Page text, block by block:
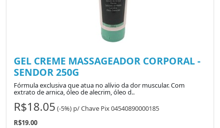
GEL CREME MASSAGEADOR CORPORAL -
SENDOR 250G
Fórmula exclusiva que atua no alívio da dor muscular. Com
extrato de arnica, óleo de alecrim, óleo d..
R$18.05 (-5%) p/Chave Pix 04540890000185
R$19.00